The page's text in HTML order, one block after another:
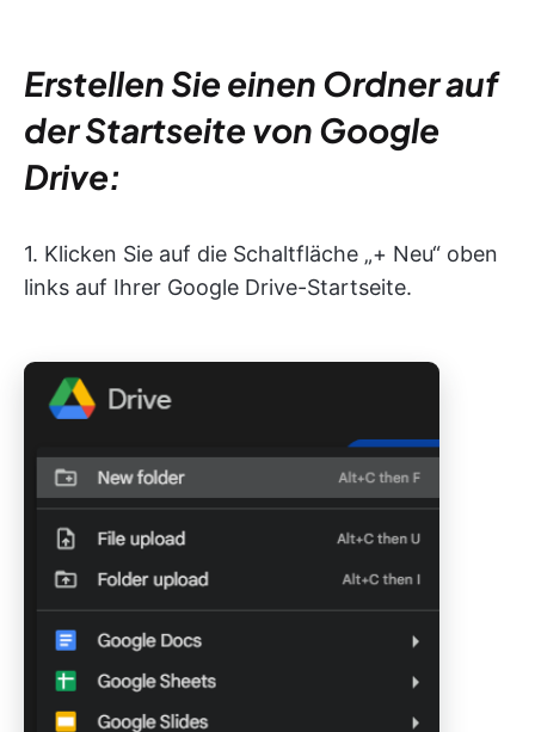
Erstellen Sie einen Ordner auf
der Startseite von Google
Drive:
1. Klicken Sie auf die Schaltfläche „+ Neu“ oben
links auf Ihrer Google Drive-Startseite.